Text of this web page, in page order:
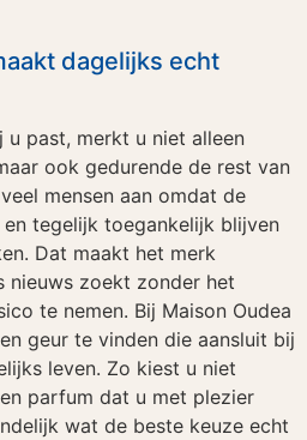
dagelijks echt
past, merkt u niet alleen
ook gedurende de rest van
mensen aan omdat de
tegelijk toegankelijk blijven
Dat maakt het merk
nieuws zoekt zonder het
te nemen. Bij Maison Oudea
geur te vinden die aansluit bij
leven. Zo kiest u niet
parfum dat u met plezier
wat de beste keuze echt